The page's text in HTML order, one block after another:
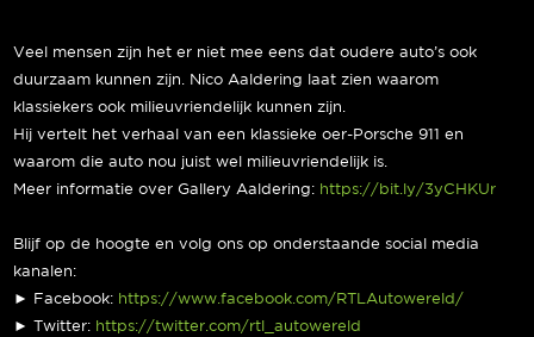
Veel mensen zijn het er niet mee eens dat oudere auto’s ook
duurzaam kunnen zijn. Nico Aaldering laat zien waarom
klassiekers ook milieuvriendelijk kunnen zijn.
Hij vertelt het verhaal van een klassieke oer-Porsche 911 en
waarom die auto nou juist wel milieuvriendelijk is.
Meer informatie over Gallery Aaldering: https://bit.ly/3yCHKUr
Blijf op de hoogte en volg ons op onderstaande social media
kanalen:
► Facebook: https://www.facebook.com/RTLAutowereld/
► Twitter: https://twitter.com/rtl_autowereld